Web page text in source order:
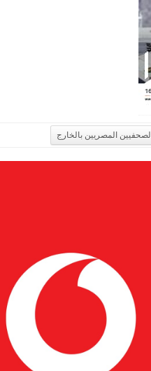
الصحفيين المصريين بالخارج